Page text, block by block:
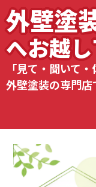
外壁塗
へお越
「見て・聞いて・
外壁塗装の専門店